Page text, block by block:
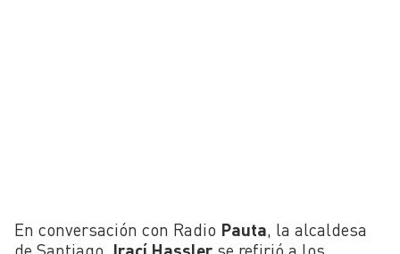
En conversación con Radio Pauta , la alcaldesa
de Santiago, Irací Hassler se refirió a los